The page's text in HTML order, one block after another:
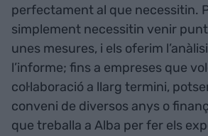
perfectament al que necessitin.
simplement necessitin venir
unes mesures, i els oferim
l’informe; fins a empreses que
col·laboració a llarg termini,
conveni de diversos anys o
que treballa a Alba per fer els